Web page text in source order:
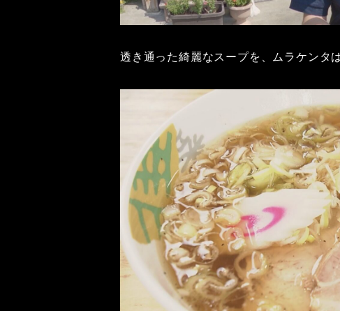
透き通った綺麗なスープを、ムラケンタ